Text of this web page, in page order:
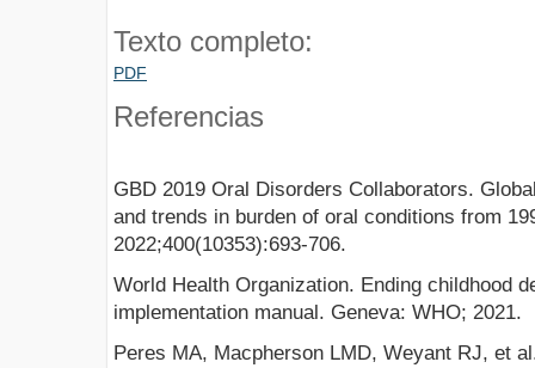
Texto completo:
PDF
Referencias
GBD 2019 Oral Disorders Collaborators.
and trends in burden of oral conditions from
2022;400(10353):693-706.
World Health Organization. Ending childhood
implementation manual. Geneva: WHO; 2021.
Peres MA, Macpherson LMD, Weyant RJ, et